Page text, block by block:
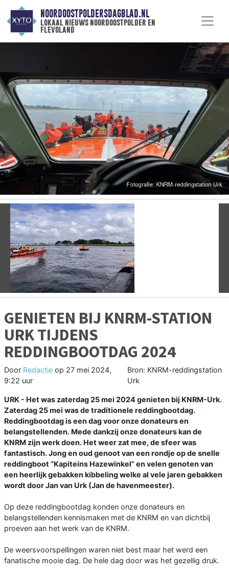
NOORDOOSTPOLDERSDAGBLAD.NL
lokaal nieuws noordoostpolder en
flevoland
Vorige
GENIETEN BIJ KNRM-STATION
URK TIJDENS
REDDINGBOOTDAG 2024
Door Redactie op 27 mei 2024,
9:22 uur
Bron: KNRM-reddingstation
Urk
URK - Het was zaterdag 25 mei 2024 genieten bij KNRM-Urk.
Zaterdag 25 mei was de traditionele reddingbootdag.
Reddingbootdag is een dag voor onze donateurs en
belangstellenden. Mede dankzij onze donateurs kan de
KNRM zijn werk doen. Het weer zat mee, de sfeer was
fantastisch. Jong en oud genoot van een rondje op de snelle
reddingboot “Kapiteins Hazewinkel” en velen genoten van
een heerlijk gebakken kibbeling welke al vele jaren gebakken
wordt door Jan van Urk (Jan de havenmeester).
Op deze reddingbootdag konden onze donateurs en
belangstellenden kennismaken met de KNRM en van dichtbij
proeven aan het werk van de KNRM.
De weersvoorspellingen waren niet best maar het werd een
fanatische mooie dag. De hele dag door was het gezellig druk.